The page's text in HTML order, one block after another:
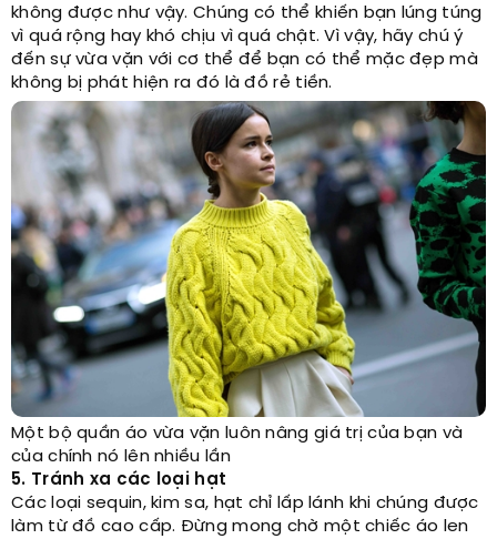
không được như vậy. Chúng có thể khiến bạn lúng túng
vì quá rộng hay khó chịu vì quá chật. Vì vậy, hãy chú ý
đến sự vừa vặn với cơ thể để bạn có thể mặc đẹp mà
không bị phát hiện ra đó là đồ rẻ tiền.
Một bộ quần áo vừa vặn luôn nâng giá trị của bạn và
của chính nó lên nhiều lần
5. Tránh xa các loại hạt
Các loại sequin, kim sa, hạt chỉ lấp lánh khi chúng được
làm từ đồ cao cấp. Đừng mong chờ một chiếc áo len